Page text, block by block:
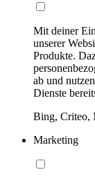
Mit deiner
unserer
Produkte.
ab und
Dienste
Bing, Criteo,
Marketing